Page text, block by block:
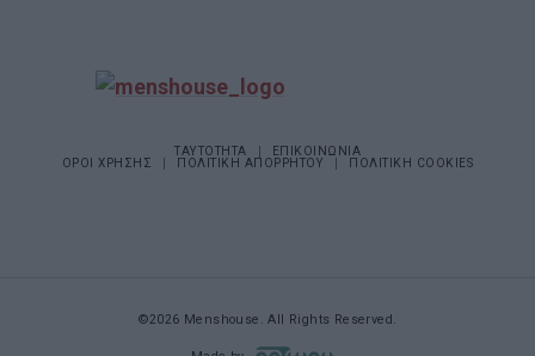
ΤΑΥΤΟΤΗΤΑ
ΕΠΙΚΟΙΝΩΝΙΑ
ΟΡΟΙ ΧΡΗΣΗΣ
ΠΟΛΙΤΙΚΗ ΑΠΟΡΡΗΤΟΥ ΠΟΛΙΤΙΚΗ COOKIES
©2026 Menshouse. All Rights Reserved.